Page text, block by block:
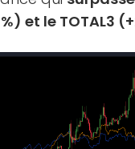
et le TOTAL3